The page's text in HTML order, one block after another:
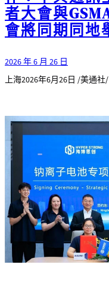
者大會與
會將同期同地
2026 年 6 月 26 日
上海2026年6月26日 /美通